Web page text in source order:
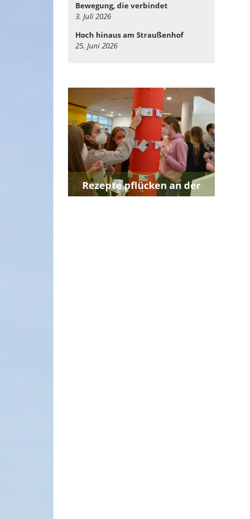
Bewegung, die verbindet
3. Juli 2026
Hoch hinaus am Straußenhof
25. Juni 2026
Rezepte pflücken an der